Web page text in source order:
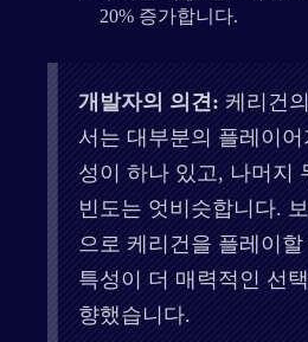
20% 증가합니다.
개발자의 의견: 케리건
서는 대부분의 플레이
성이 하나 있고, 나머지
빈도는 엇비슷합니다.
으로 케리건을 플레이
특성이 더 매력적인 선
향했습니다.